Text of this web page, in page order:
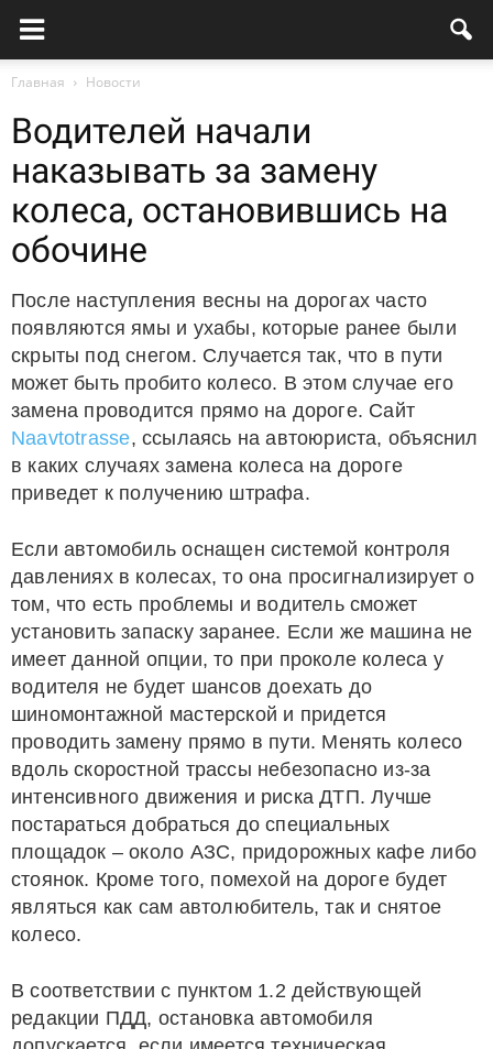
Главная Новости
Водителей начали
наказывать за замену
колеса, остановившись на
обочине
После наступления весны на дорогах часто
появляются ямы и ухабы, которые ранее были
скрыты под снегом. Случается так, что в пути
может быть пробито колесо. В этом случае его
замена проводится прямо на дороге. Сайт
Naavtotrasse, ссылаясь на автоюриста, объяснил
в каких случаях замена колеса на дороге
приведет к получению штрафа.
Если автомобиль оснащен системой контроля
давлениях в колесах, то она просигнализирует о
том, что есть проблемы и водитель сможет
установить запаску заранее. Если же машина не
имеет данной опции, то при проколе колеса у
водителя не будет шансов доехать до
шиномонтажной мастерской и придется
проводить замену прямо в пути. Менять колесо
вдоль скоростной трассы небезопасно из-за
интенсивного движения и риска ДТП. Лучше
постараться добраться до специальных
площадок – около АЗС, придорожных кафе либо
стоянок. Кроме того, помехой на дороге будет
являться как сам автолюбитель, так и снятое
колесо.
В соответствии с пунктом 1.2 действующей
редакции ПДД, остановка автомобиля